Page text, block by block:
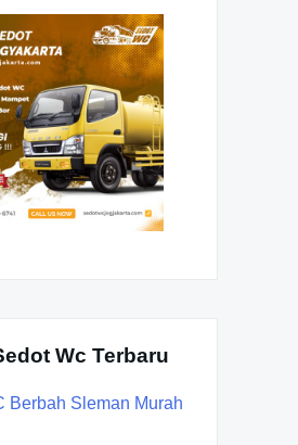
Wc Terbaru
Berbah Sleman Murah